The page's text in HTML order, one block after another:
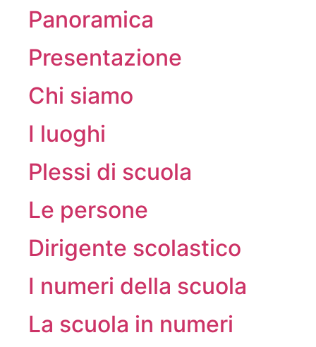
Panoramica
Presentazione
Chi siamo
I luoghi
Plessi di scuola
Le persone
Dirigente scolastico
I numeri della scuola
La scuola in numeri